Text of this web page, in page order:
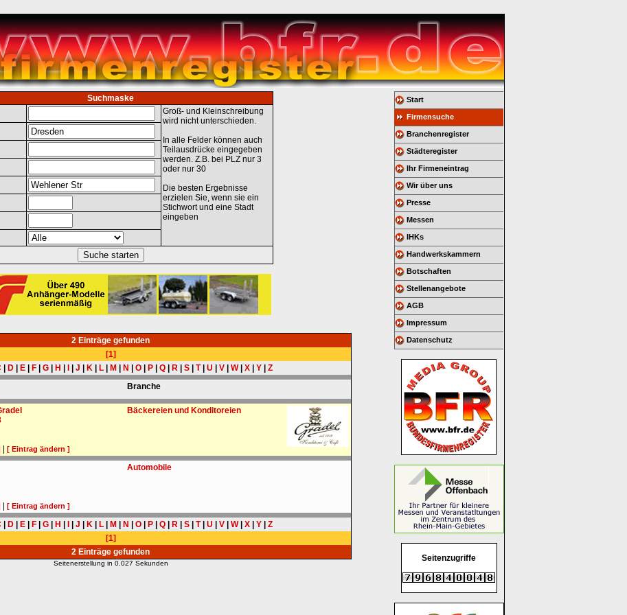
Suchmaske
Groß- und Kleinschreibung
wird nicht unterschieden.
In alle Felder können auch
Teilausdrücke eingegeben
werden. Z.B. bei PLZ nur 3
oder nur 30
Die besten Ergebnisse
erzielen Sie, wenn sie ein
Stichwort und eine Stadt
eingeben
2 Einträge gefunden
[1]
| D| E| F| G| H J K| L| M N O| P| Q| R| S| T| U V| W| X| Y| Z
Branche
[ Eintrag ändern ]
Bäckereien und Konditoreien
[ Eintrag ändern ]
Automobile
| D| E| F| G| H J K| L| M N O| P| Q| R| S| T| U V| W| X| Y| Z
[1]
2 Einträge gefunden
Seitenerstellung in 0.027 Sekunden
Start
Firmensuche
Branchenregister
Städteregister
Ihr Firmeneintrag
Wir über uns
Presse
Messen
IHKs
Handwerkskammern
Botschaften
Stellenangebote
AGB
Impressum
Datenschutz
Seitenzugriffe